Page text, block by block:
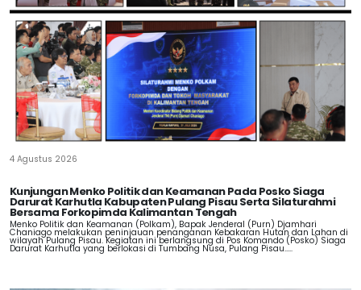
4 Agustus 2026
Kunjungan Menko Politik dan Keamanan Pada Posko Siaga
Darurat Karhutla Kabupaten Pulang Pisau Serta Silaturahmi
Bersama Forkopimda Kalimantan Tengah
Menko Politik dan Keamanan (Polkam), Bapak Jenderal (Purn) Djamhari
Chaniago melakukan peninjauan penanganan Kebakaran Hutan dan Lahan di
wilayah Pulang Pisau. Kegiatan ini berlangsung di Pos Komando (Posko) Siaga
Darurat Karhutla yang berlokasi di Tumbang Nusa, Pulang Pisau.....